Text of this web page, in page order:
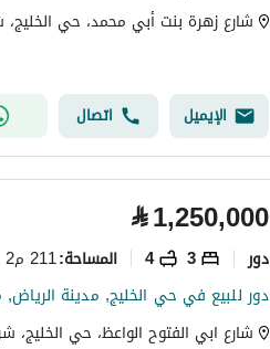
شارع زهرة بنت أبي محمد، حي الخليج،
الإيميل اتصال
⃁1,250,000
دور 3
4 المساحة:211 م2
دور للبيع في حي الخليج, مدينة
شارع ابي الفتوح الواعظ، حي الخليج،